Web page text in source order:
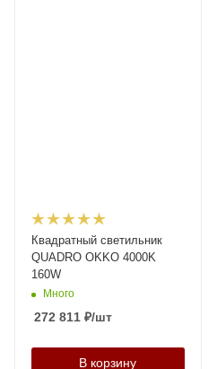
Квадратный светильник
QUADRO OKKO 4000K
160W
Много
272 811 ₽/шт
В корзину